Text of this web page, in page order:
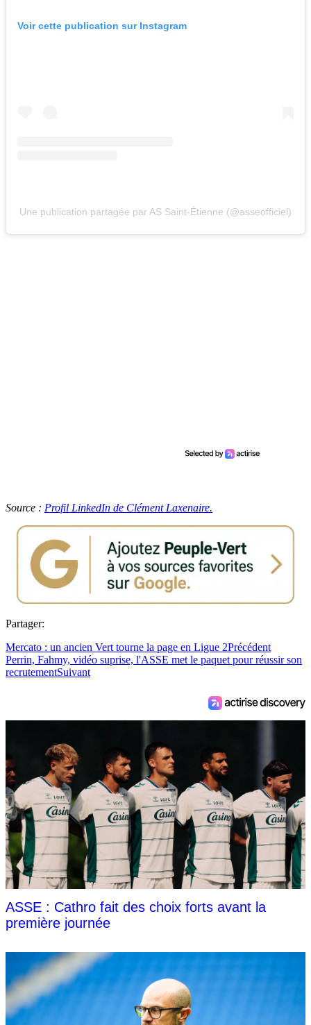
Voir cette publication sur Instagram
Une publication partagée par AS Saint-Étienne (@asseofficiel)
Source : Profil LinkedIn de Clément Laxenaire.
Partager:
Mercato : un ancien Vert tourne la page en Ligue 2Précédent
Perrin, Fahmy, vidéo suprise, l'ASSE met le paquet pour réussir son
recrutementSuivant
ASSE : Cathro fait des choix forts avant la
première journée